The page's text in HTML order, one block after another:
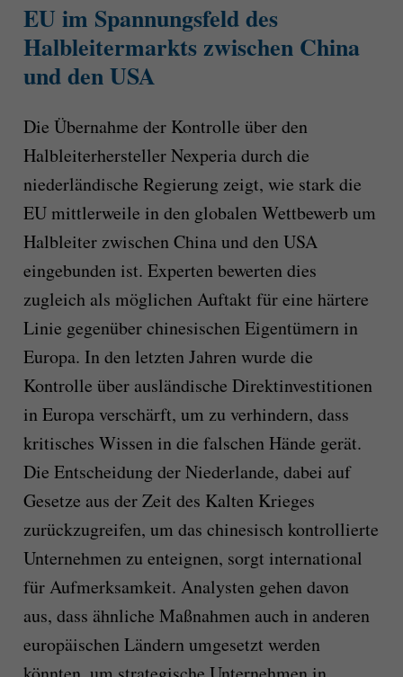
EU im Spannungsfeld des
Halbleitermarkts zwischen China
und den USA
Die Übernahme der Kontrolle über den
Halbleiterhersteller Nexperia durch die
niederländische Regierung zeigt, wie stark die
EU mittlerweile in den globalen Wettbewerb um
Halbleiter zwischen China und den USA
eingebunden ist. Experten bewerten dies
zugleich als möglichen Auftakt für eine härtere
Linie gegenüber chinesischen Eigentümern in
Europa. In den letzten Jahren wurde die
Kontrolle über ausländische Direktinvestitionen
in Europa verschärft, um zu verhindern, dass
kritisches Wissen in die falschen Hände gerät.
Die Entscheidung der Niederlande, dabei auf
Gesetze aus der Zeit des Kalten Krieges
zurückzugreifen, um das chinesisch kontrollierte
Unternehmen zu enteignen, sorgt international
für Aufmerksamkeit. Analysten gehen davon
aus, dass ähnliche Maßnahmen auch in anderen
europäischen Ländern umgesetzt werden